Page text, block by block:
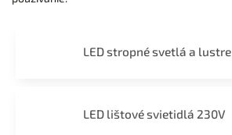
LED stropné svetlá a lustre
LED lištové svietidlá 230V